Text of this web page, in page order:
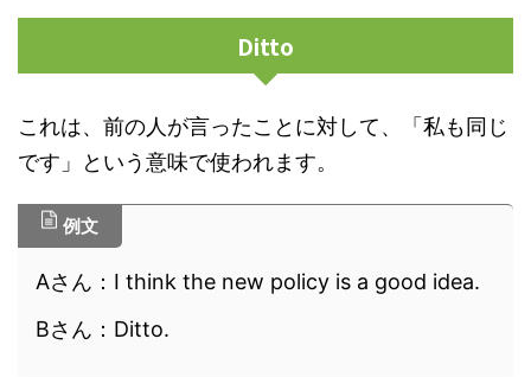
Ditto
これは、前の人が言ったことに対して、「私も同じ
です」という意味で使われます。
例文
Aさん：I think the new policy is a good idea.
Bさん：Ditto.